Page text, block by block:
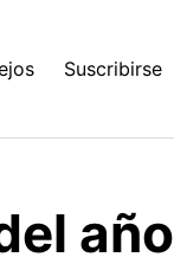
Suscribirse
año